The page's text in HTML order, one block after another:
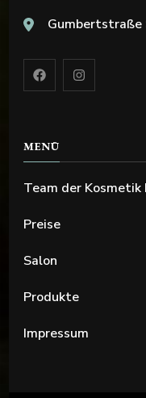
MENÜ
Team der
Preise
Salon
Produkte
Impressum